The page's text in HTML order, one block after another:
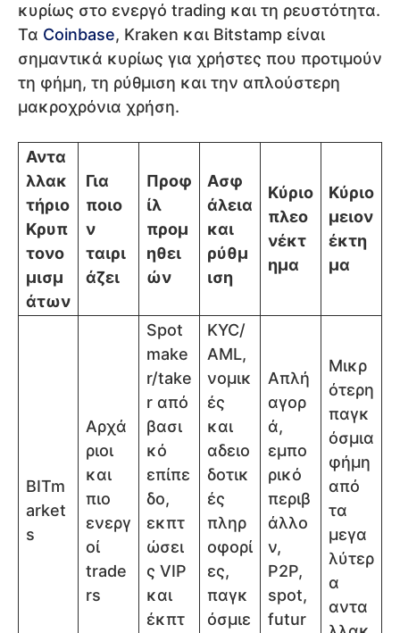
κυρίως στο ενεργό trading και τη ρευστότητα.
Τα Coinbase, Kraken και Bitstamp είναι
σημαντικά κυρίως για χρήστες που προτιμούν
τη φήμη, τη ρύθμιση και την απλούστερη
μακροχρόνια χρήση.
Αντα
λλακ
τήριο
Κρυπ
τονο
μισμ
άτων
Για
ποιο
ν
ταιρι
άζει
Προφ
ίλ
προμ
ηθει
ών
Ασφ
άλεια
και
ρύθμ
ιση
Κύριο
πλεο
νέκτ
ημα
Κύριο
μειον
έκτη
μα
BITm
arket
s
Αρχά
ριοι
και
πιο
ενεργ
οί
trade
rs
Spot
make
r/take
r από
βασι
κό
επίπε
δο,
εκπτ
ώσει
ς VIP
και
έκπτ
KYC/
AML,
νομικ
ές
και
αδειο
δοτικ
ές
πληρ
οφορί
ες,
παγκ
όσμιε
Απλή
αγορ
ά,
εμπο
ρικό
περιβ
άλλο
ν,
P2P,
spot,
futur
Μικρ
ότερη
παγκ
όσμια
φήμη
από
τα
μεγα
λύτερ
α
αντα